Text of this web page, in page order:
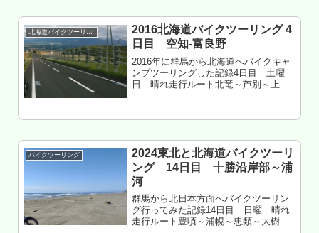
2016北海道バイクツーリング 4
日目 空知-富良野
2016年に群馬から北海道へバイクキャ
ンプツーリングした記録4日目 土曜
日 晴れ走行ルート北竜～芦別～上富
泊目もくじ 道の駅スタープラザ芦別へ
バイクツーリング
2024東北と北海道バイクツーリ
ング 14日目 十勝沿岸部～浦
河
群馬から北日本方面へバイクツーリン
グ行ってみた記録14日目 日曜 晴れ
走行ルート豊頃～浦幌～忠類～大樹～